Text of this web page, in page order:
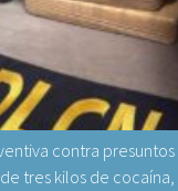
contra presuntos
tres kilos de cocaína,